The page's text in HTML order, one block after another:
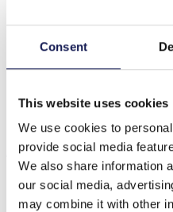
Consent
This website uses cookies
We use cookies to
provide social media
We also share information
our social media,
may combine it with other
Beschrijving
Anderen kochten ook